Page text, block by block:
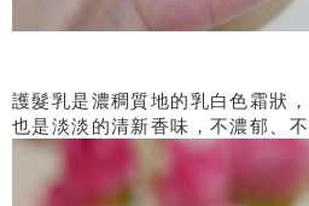
護髮乳是濃稠質地的乳白色霜狀
也是淡淡的清新香味，不濃郁、不